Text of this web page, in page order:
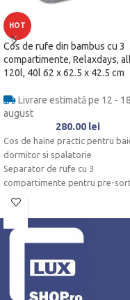
HOT
Cos de rufe din bambus cu 3
compartimente, Relaxdays,
120l, 40l 62 x 62.5 x 42.5 cm
Livrare estimată pe 12 - 18
august
280.00 lei
Cos de haine practic pentru
dormitor si spalatorie
Separator de rufe cu 3
compartimente pentru pre-